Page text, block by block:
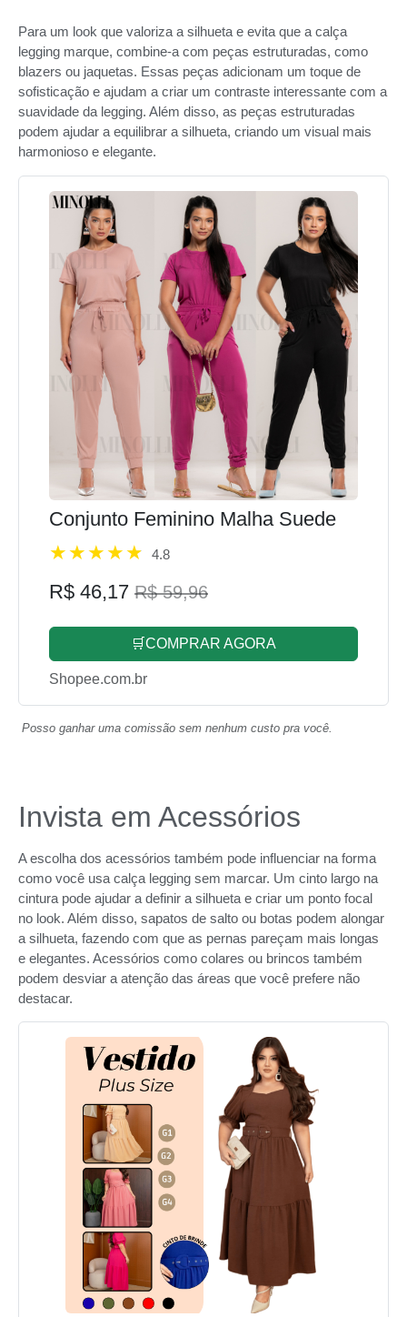
Para um look que valoriza a silhueta e evita que a calça
legging marque, combine-a com peças estruturadas, como
blazers ou jaquetas. Essas peças adicionam um toque de
sofisticação e ajudam a criar um contraste interessante com a
suavidade da legging. Além disso, as peças estruturadas
podem ajudar a equilibrar a silhueta, criando um visual mais
harmonioso e elegante.
Conjunto Feminino Malha Suede
4.8
R$ 46,17 R$ 59,96
🛒COMPRAR AGORA
Shopee.com.br
Posso ganhar uma comissão sem nenhum custo pra você.
Invista em Acessórios
A escolha dos acessórios também pode influenciar na forma
como você usa calça legging sem marcar. Um cinto largo na
cintura pode ajudar a definir a silhueta e criar um ponto focal
no look. Além disso, sapatos de salto ou botas podem alongar
a silhueta, fazendo com que as pernas pareçam mais longas
e elegantes. Acessórios como colares ou brincos também
podem desviar a atenção das áreas que você prefere não
destacar.